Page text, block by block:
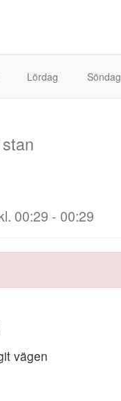
Lördag Söndag
00:29 - 00:29
vägen